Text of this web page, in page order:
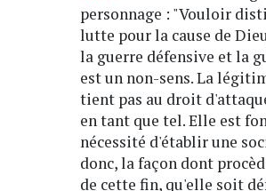
personnage : "Vouloir
lutte pour la cause de
la guerre défensive et la
est un non-sens. La
tient pas au droit
en tant que tel. Elle est
nécessité d'établir une
donc, la façon dont
de cette fin, qu'elle soit